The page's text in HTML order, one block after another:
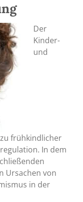
Der
Kinder-
und
frühkindlicher
In dem
Ursachen von
in der